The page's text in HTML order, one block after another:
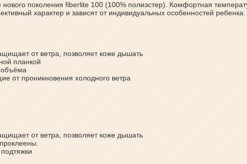
поколения fiberlite 100 (100% полиэстер). Комфортная
характер и зависят от индивидуальных особенностей ребенка.
от ветра, позволяет коже дышать
планкой
объёма
от проникновения холодного ветра
от ветра, позволяет коже дышать